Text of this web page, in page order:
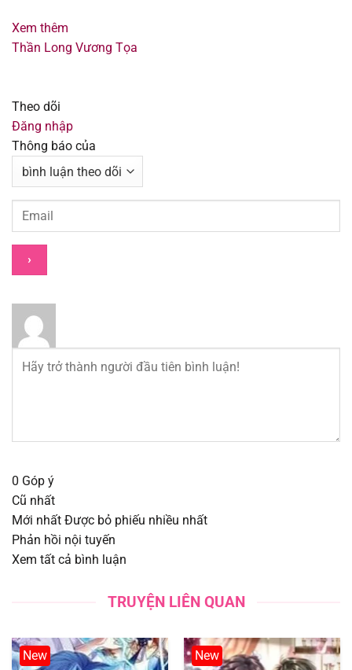
Chapter 223
Chapter 221
Chapter 220
Chapter 219
Chapter 218
Chapter 217
Chapter 216
Chapter 215
Chapter 211
Chapter 210
Chapter 207 12/08/2025
Xem thêm
Thần Long Vương Tọa
Theo dõi
Đăng nhập
Thông báo của
0 Góp ý
Cũ nhất
Mới nhất Được bỏ phiếu nhiều nhất
Phản hồi nội tuyến
Xem tất cả bình luận
TRUYỆN LIÊN QUAN
New New